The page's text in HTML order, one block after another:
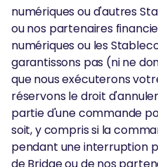
numériques ou d'autres
ou nos partenaires
numériques ou les
garantissons pas (ni ne
que nous exécuterons
réservons le droit
partie d'une commande
soit, y compris si la
pendant une interruption